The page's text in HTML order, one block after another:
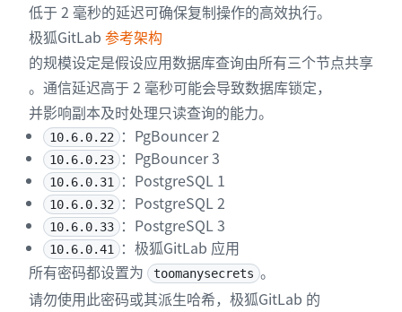
低于 2 毫秒的延迟可确保复制操作的高效执行。
极狐GitLab 参考架构
的规模设定是假设应用数据库查询由所有三个节点共享
。通信延迟高于 2 毫秒可能会导致数据库锁定，
并影响副本及时处理只读查询的能力。
10.6.0.22 ：PgBouncer 2
10.6.0.23 ：PgBouncer 3
10.6.0.31 ：PostgreSQL 1
10.6.0.32 ：PostgreSQL 2
10.6.0.33 ：PostgreSQL 3
10.6.0.41
：极狐GitLab 应用
所有密码都设置为
toomanysecrets 。
请勿使用此密码或其派生哈希，极狐GitLab 的